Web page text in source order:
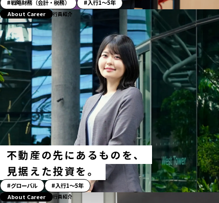
「ス
ト
ー
リ
ー」
ハ
ッ
シ
グ
戦略財務（会計・税務） 入行1〜5年
不動産の先にあるものを、
見据えた投資を。
About Career 行員紹介
「ス
ト
グローバル 入行1〜5年
About Career 行員紹介